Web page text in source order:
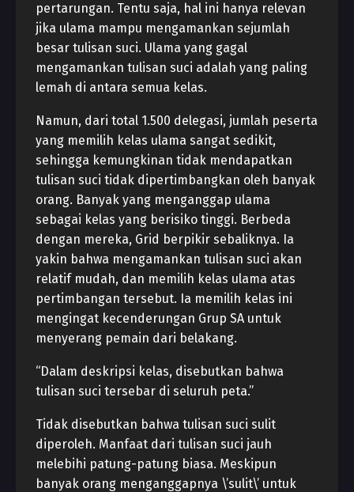
pertarungan. Tentu saja, hal ini hanya relevan
jika ulama mampu mengamankan sejumlah
besar tulisan suci. Ulama yang gagal
mengamankan tulisan suci adalah yang paling
lemah di antara semua kelas.
Namun, dari total 1.500 delegasi, jumlah peserta
yang memilih kelas ulama sangat sedikit,
sehingga kemungkinan tidak mendapatkan
tulisan suci tidak dipertimbangkan oleh banyak
orang. Banyak yang menganggap ulama
sebagai kelas yang berisiko tinggi. Berbeda
dengan mereka, Grid berpikir sebaliknya. Ia
yakin bahwa mengamankan tulisan suci akan
relatif mudah, dan memilih kelas ulama atas
pertimbangan tersebut. Ia memilih kelas ini
mengingat kecenderungan Grup SA untuk
menyerang pemain dari belakang.
“Dalam deskripsi kelas, disebutkan bahwa
tulisan suci tersebar di seluruh peta.”
Tidak disebutkan bahwa tulisan suci sulit
diperoleh. Manfaat dari tulisan suci jauh
melebihi patung-patung biasa. Meskipun
banyak orang menganggapnya \’sulit\’ untuk